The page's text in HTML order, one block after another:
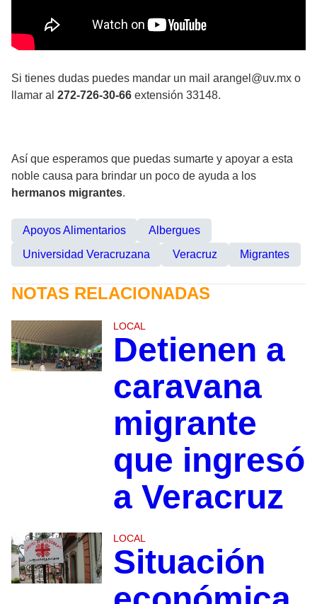
Si tienes dudas puedes mandar un mail arangel@uv.mx o
llamar al 272-726-30-66 extensión 33148.
Así que esperamos que puedas sumarte y apoyar a esta
noble causa para brindar un poco de ayuda a los
hermanos migrantes.
Apoyos Alimentarios
Albergues
Universidad Veracruzana
Veracruz Migrantes
NOTAS RELACIONADAS
LOCAL
Detienen a
caravana
migrante
que ingresó
a Veracruz
LOCAL
Situación